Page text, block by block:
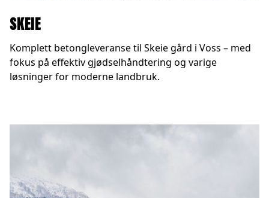
SKEIE
Komplett betongleveranse til Skeie gård i Voss – med
fokus på effektiv gjødselhåndtering og varige
løsninger for moderne landbruk.